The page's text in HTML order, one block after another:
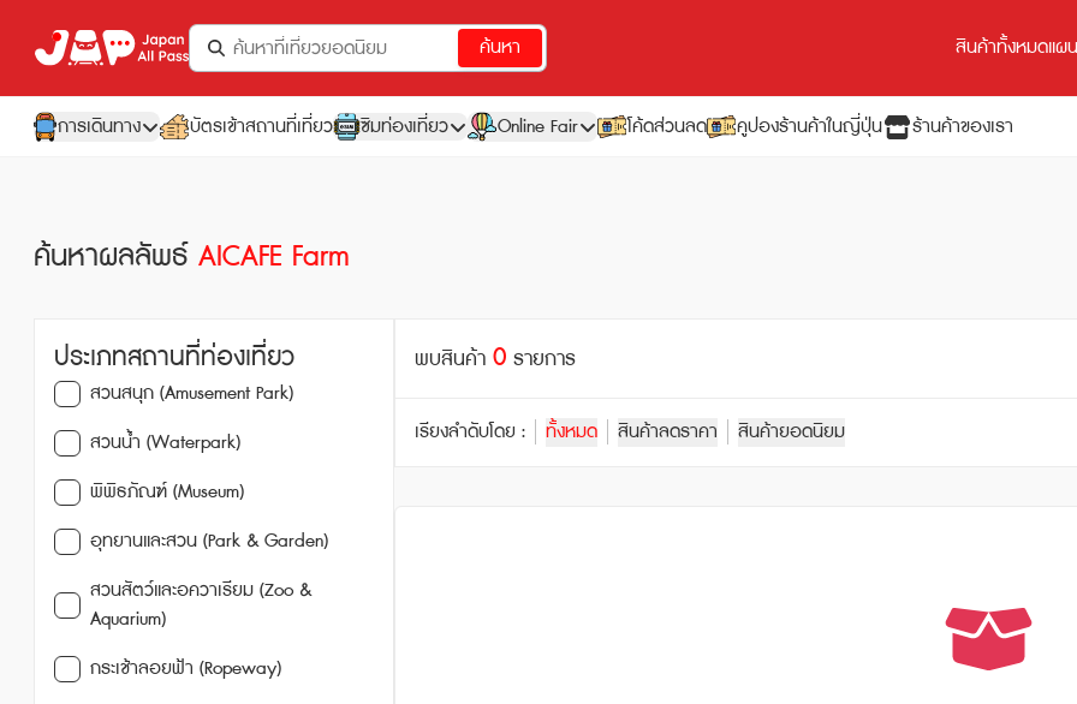
ค้นหา สินค้าทั้งหมดแผ
การเดินทาง บัตรเข้าสถานที่เที่ยว ซิมท่องเที่ยว Online Fair โค้ดส่วนลด คูปองร้านค้าในญี่ปุ่น ร้านค้าของเรา
ค้นหาผลลัพธ์ AICAFE Farm
ประเภทสถานที่ท่องเที่ยว
สวนสนุก (Amusement Park)
สวนน้ำ (Waterpark)
พิพิธภัณฑ์ (Museum)
อุทยานและสวน (Park & Garden)
สวนสัตว์และอควาเรียม (Zoo &
Aquarium)
กระเช้าลอยฟ้า (Ropeway)
พบสินค้า 0 รายการ
เรียงลำดับโดย : ทั้งหมด สินค้าลดราคา สินค้ายอดนิยม